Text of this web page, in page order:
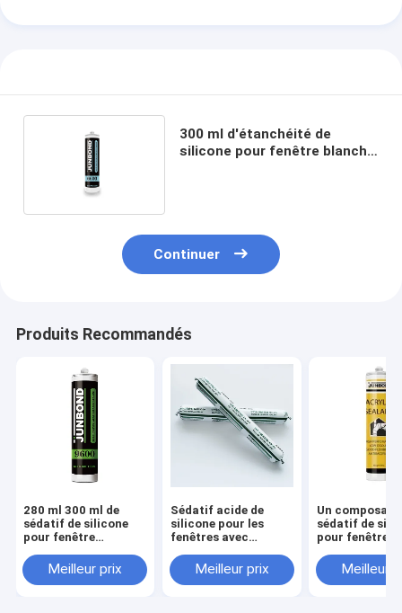
300 ml d'étanchéité de
silicone pour fenêtre blanche
Continuer
Produits Recommandés
280 ml 300 ml de
sédatif de silicone
pour fenêtre
composante
résistant aux
Meilleur prix
Sédatif acide de
silicone pour les
fenêtres avec
Meilleur prix
Un
sédatif de
pour fenêtre
Meilleur